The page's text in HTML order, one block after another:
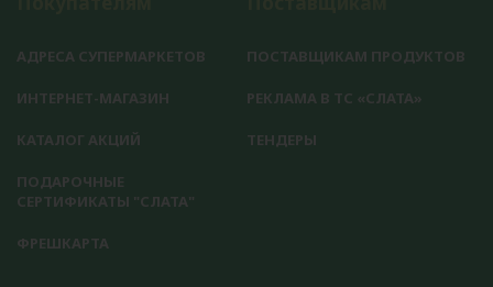
АДРЕСА СУПЕРМАРКЕТОВ
ИНТЕРНЕТ-МАГАЗИН
КАТАЛОГ АКЦИЙ
ПОДАРОЧНЫЕ
СЕРТИФИКАТЫ "СЛАТА"
ФРЕШКАРТА
ПОСТАВЩИКАМ ПРОДУКТОВ
РЕКЛАМА В ТС «СЛАТА»
ТЕНДЕРЫ